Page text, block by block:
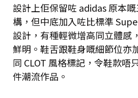
設計上佢保留咗 adidas 原本
構，但中底加入咗比標準
設計，有種輕微增高同立體感
鮮明。鞋舌跟鞋身嘅細節位亦
同 CLOT 風格標記，令鞋款唔
件潮流作品。